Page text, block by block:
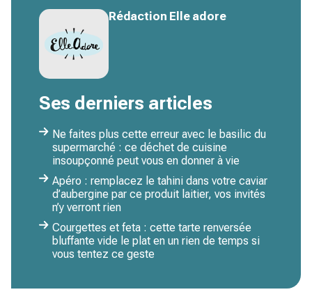
Rédaction Elle adore
Ses derniers articles
Ne faites plus cette erreur avec le basilic du
supermarché : ce déchet de cuisine
insoupçonné peut vous en donner à vie
Apéro : remplacez le tahini dans votre caviar
d’aubergine par ce produit laitier, vos invités
n’y verront rien
Courgettes et feta : cette tarte renversée
bluffante vide le plat en un rien de temps si
vous tentez ce geste